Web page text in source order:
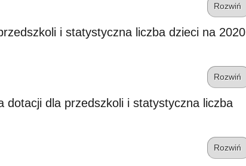
Rozwiń
i statystyczna liczba dzieci na 2020
Rozwiń
dotacji dla przedszkoli i statystyczna liczba
Rozwiń